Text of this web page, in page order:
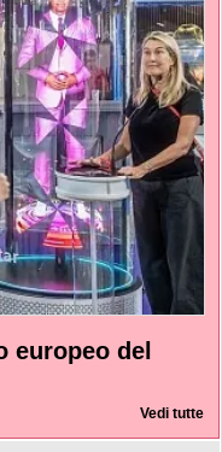
europeo del
Vedi tutte